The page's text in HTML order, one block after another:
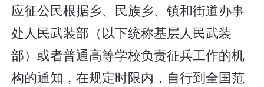
应征公民根据乡、民族乡、镇和街道办事
处人民武装部（以下统称基层人民武装
部）或者普通高等学校负责征兵工作的机
构的通知，在规定时限内，自行到全国范